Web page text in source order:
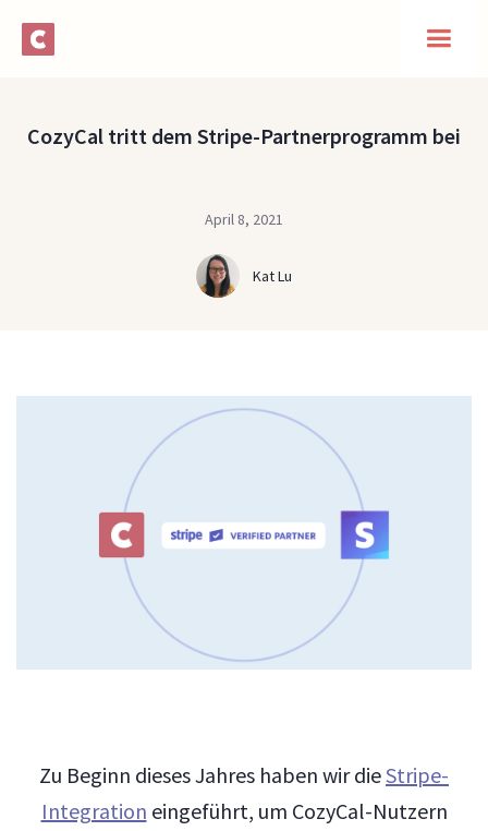
CozyCal tritt dem Stripe-Partnerprogramm bei
April 8, 2021
Kat Lu
Zu Beginn dieses Jahres haben wir dieStripe-
Integration eingeführt, um CozyCal-Nutzern